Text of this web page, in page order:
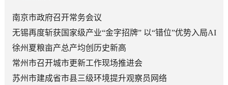
南京市政府召开常务会议
无锡再度斩获国家级产业“金字招牌” 以“错位”优势入局AI
顶层赛道
徐州夏粮亩产总产均创历史新高
常州市召开城市更新工作现场推进会
苏州市建成省市县三级环境提升观察员网络